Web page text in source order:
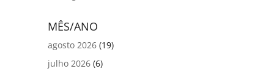
MÊS/ANO
agosto 2026 (19)
julho 2026 (6)